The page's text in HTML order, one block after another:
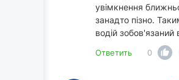
увімкнення
занадто пізно.
водій зобов'язаний
Ответить 0